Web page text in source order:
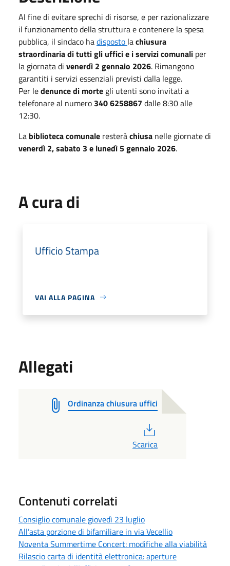
Al fine di evitare sprechi di risorse, e per razionalizzare
il funzionamento della struttura e contenere la spesa
pubblica, il sindaco hadisposto lachiusura
straordinaria di tutti gli uffici e i servizi comunali per
la giornata di venerdì 2 gennaio 2026. Rimangono
garantiti i servizi essenziali previsti dalla legge.
Per ledenunce di morte gli utenti sono invitati a
telefonare al numero 340 6258867 dalle 8:30 alle
12:30.
La biblioteca comunale resteràchiusa nelle giornate di
venerdì 2, sabato 3 e lunedì 5 gennaio 2026.
A cura di
Ufficio Stampa
VAI ALLA PAGINA
Allegati
Ordinanza chiusura uffici
Scarica
Contenuti correlati
Consiglio comunale giovedì 23 luglio
All’asta porzione di bifamiliare in via Vecellio
Noventa Summertime Concert: modifiche alla viabilità
Rilascio carta di identità elettronica: aperture